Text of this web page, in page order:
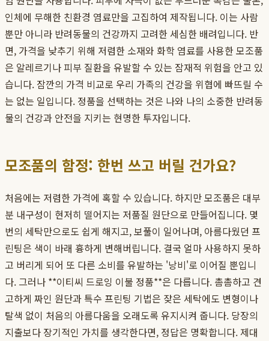
인체에 무해한 친환경 염료만을 고집하여 제작됩니다. 이는 사람
뿐만 아니라 반려동물의 건강까지 고려한 세심한 배려입니다. 반
면, 가격을 낮추기 위해 저렴한 소재와 화학 염료를 사용한 모조품
은 알레르기나 피부 질환을 유발할 수 있는 잠재적 위험을 안고 있
습니다. 잠깐의 가격 비교로 우리 가족의 건강을 위협에 빠뜨릴 수
는 없는 일입니다. 정품을 선택하는 것은 나와 나의 소중한 반려동
물의 건강과 안전을 지키는 현명한 투자입니다.
모조품의 함정: 한번 쓰고 버릴 건가요?
처음에는 저렴한 가격에 혹할 수 있습니다. 하지만 모조품은 대부
분 내구성이 현저히 떨어지는 저품질 원단으로 만들어집니다. 몇
번의 세탁만으로도 쉽게 해지고, 보풀이 일어나며, 아름다웠던 프
린팅은 색이 바래 흉하게 변해버립니다. 결국 얼마 사용하지 못하
고 버리게 되어 또 다른 소비를 유발하는 '낭비'로 이어질 뿐입니
다. 그러나 **이티씨 드로잉 이불 정품**은 다릅니다. 촘촘하고 견
고하게 짜인 원단과 특수 프린팅 기법은 잦은 세탁에도 변형이나
탈색 없이 처음의 아름다움을 오래도록 유지시켜 줍니다. 당장의
지출보다 장기적인 가치를 생각한다면, 정답은 명확합니다. 제대